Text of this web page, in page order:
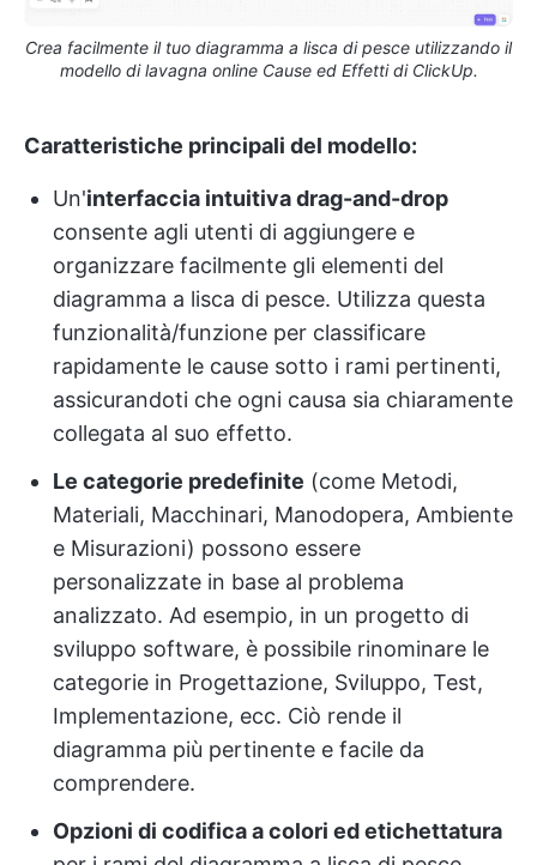
Crea facilmente il tuo diagramma a lisca di pesce utilizzando il
modello di lavagna online Cause ed Effetti di ClickUp.
Caratteristiche principali del modello:
Un'interfaccia intuitiva drag-and-drop
consente agli utenti di aggiungere e
organizzare facilmente gli elementi del
diagramma a lisca di pesce. Utilizza questa
funzionalità/funzione per classificare
rapidamente le cause sotto i rami pertinenti,
assicurandoti che ogni causa sia chiaramente
collegata al suo effetto.
Le categorie predefinite (come Metodi,
Materiali, Macchinari, Manodopera, Ambiente
e Misurazioni) possono essere
personalizzate in base al problema
analizzato. Ad esempio, in un progetto di
sviluppo software, è possibile rinominare le
categorie in Progettazione, Sviluppo, Test,
Implementazione, ecc. Ciò rende il
diagramma più pertinente e facile da
comprendere.
Opzioni di codifica a colori ed etichettatura